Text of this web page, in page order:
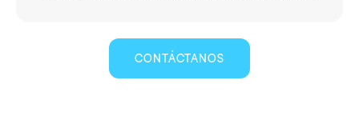
CONTÁCTANOS